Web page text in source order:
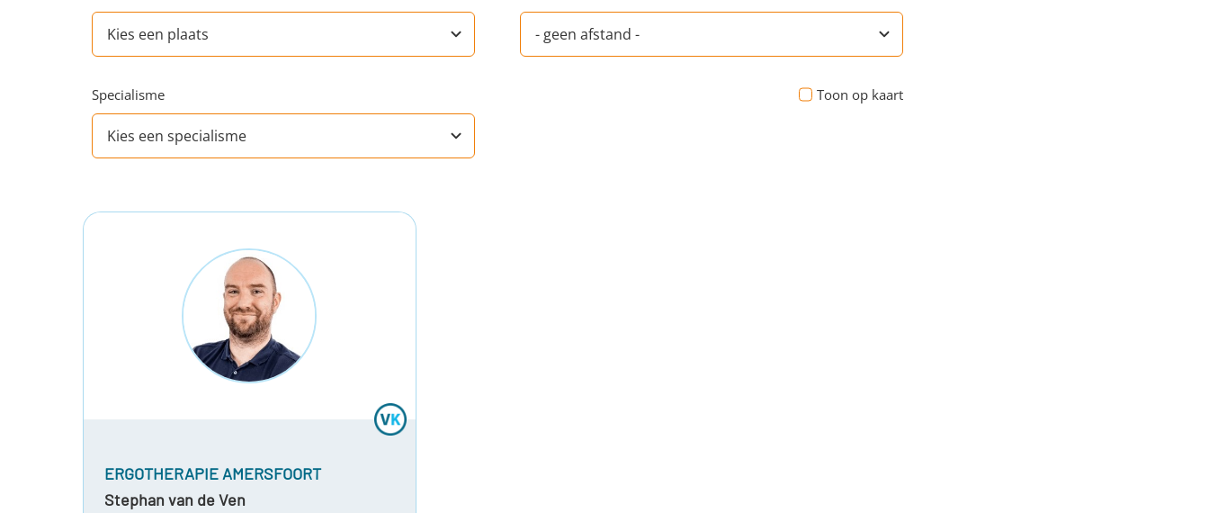
Specialisme Toon op kaart
ERGOTHERAPIE AMERSFOORT
Stephan van de Ven